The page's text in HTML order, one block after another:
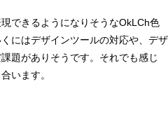
できるようになりそうなOkLCh色
にはデザインツールの対応や、デザ
題がありそうです。それでも感じ
います。